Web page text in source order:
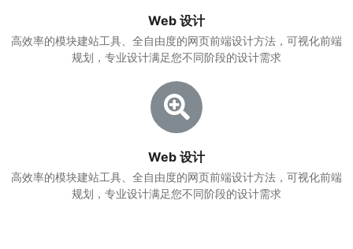
Web 设计
高效率的模块建站工具、全自由度的网页前端设计方法，可视化前端
规划，专业设计满足您不同阶段的设计需求
Web 设计
高效率的模块建站工具、全自由度的网页前端设计方法，可视化前端
规划，专业设计满足您不同阶段的设计需求